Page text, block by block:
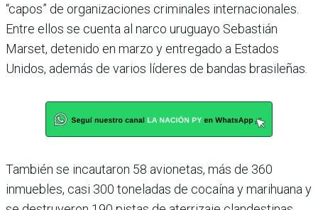
“capos” de organizaciones criminales internacionales.
Entre ellos se cuenta al narco uruguayo Sebastián
Marset, detenido en marzo y entregado a Estados
Unidos, además de varios líderes de bandas brasileñas.
También se incautaron 58 avionetas, más de 360
inmuebles, casi 300 toneladas de cocaína y marihuana y